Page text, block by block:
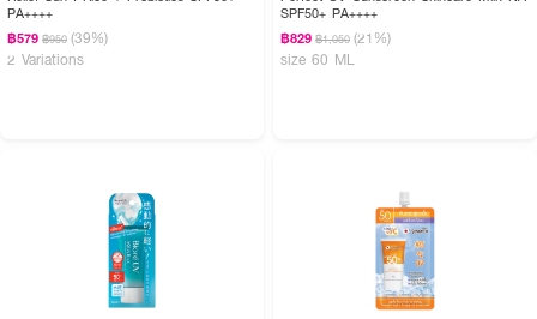
PA++++
฿579 ฿950 (39%)
2 Variations
SPF50+ PA++++
฿829 ฿1,050 (21%)
size 60 ML